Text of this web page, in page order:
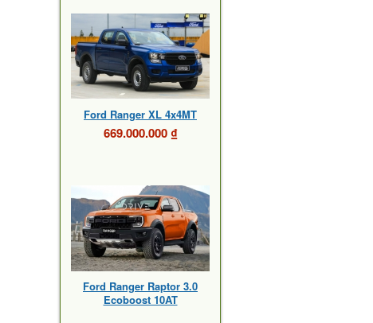
Ford Ranger XL 4x4MT
669.000.000 ₫
Ford Ranger Raptor 3.0
Ecoboost 10AT